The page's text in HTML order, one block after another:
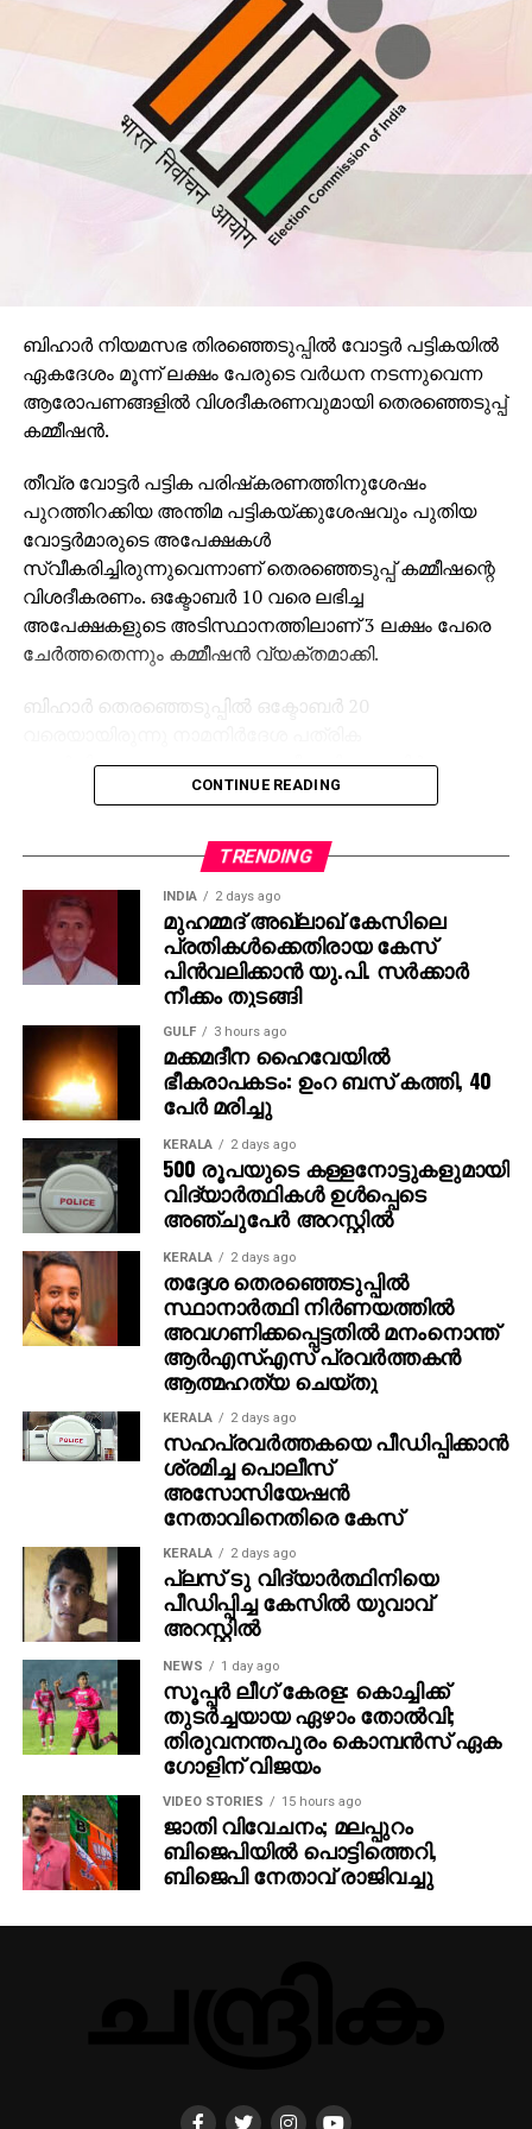
സേവനങ്ങളിലുള്ളവര്‍ (ഫയര്‍, ആരോഗ്യം, വൈദ്യുതി
മുതലായവ), മാധ്യമപ്രവര്‍ത്തകര്‍ എന്നിവര്‍ക്കും
പോസ്റ്റല്‍ വോട്ടിങ് അവകാശമുണ്ട്.
കോവിഡ് കാലത്ത് ചില വിഭാഗങ്ങള്‍ക്ക് കൂടി ഇത്
വ്യാപിപ്പിച്ചു.
പോസ്റ്റല്‍ വോട്ടുകള്‍ സാധാരണയായി സര്‍ക്കാര്‍
ജീവനക്കാരുടെയും സൈനികരുടെയും മനോഭാവത്തെ
ബിഹാര്‍ നിയമസഭ തിരഞ്ഞെടുപ്പില്‍ വോട്ടര്‍ പട്ടികയില്‍
ഏകദേശം മൂന്ന് ലക്ഷം പേരുടെ വര്‍ധന നടന്നുവെന്ന
ആരോപണങ്ങളില്‍ വിശദീകരണവുമായി തെരഞ്ഞെടുപ്പ്
കമ്മീഷന്‍.
തീവ്ര വോട്ടര്‍ പട്ടിക പരിഷ്‌കരണത്തിനുശേഷം
പുറത്തിറക്കിയ അന്തിമ പട്ടികയ്ക്കുശേഷവും പുതിയ
വോട്ടര്‍മാരുടെ അപേക്ഷകള്‍
സ്വീകരിച്ചിരുന്നുവെന്നാണ് തെരഞ്ഞെടുപ്പ് കമ്മീഷന്റെ
വിശദീകരണം. ഒക്ടോബര്‍ 10 വരെ ലഭിച്ച
അപേക്ഷകളുടെ അടിസ്ഥാനത്തിലാണ് 3 ലക്ഷം പേരെ
ചേര്‍ത്തതെന്നും കമ്മീഷന്‍ വ്യക്തമാക്കി.
ബിഹാര്‍ തെരഞ്ഞെടുപ്പില്‍ ഒക്ടോബര്‍ 20
സമര്‍പ്പിക്കാനുള്ള അവസാന തീയതി. നാമനിര്‍ദേശ
പത്രിക നല്‍കുന്നതിന്റെ അവസാന ദിവസത്തിന്
പട്ടികയില്‍ പേരുചേര്‍ക്കാമെന്നും തെരഞ്ഞെടുപ്പ്
കമ്മീഷന്‍ വ്യക്തമാക്കുന്നു.
ബിഹാറിലെ പ്രത്യേക സംഗ്രഹ പട്ടിക
പരിഷ്‌കരണത്തിന് (എസ് ഐ ആര്‍) ശേഷം
സെപ്റ്റംബര്‍ 30ന് പുറത്തിറക്കിയ പട്ടികയില്‍ 7.42 കോടി
വോട്ടര്‍മാരാണുണ്ടായിരുന്നത്. വോട്ടെടുപ്പിനുശേഷം,
നവംബര്‍ 12ന് പുറത്തിറക്കിയ കണക്കില്‍ വോട്ടര്‍മാരുടെ
എണ്ണം 7.45 കോടി ആയി ഉയര്‍ന്നു.
അതേസമയം കോണ്‍ഗ്രസ്, സിപിഎം തുടങ്ങിയ
പാര്‍ട്ടികള്‍ ഈ വര്‍ധനയെ ചോദ്യം ചെയ്തിരുന്നു.
ഇതിന് മറുപടിയായി, നാമനിര്‍ദേശ പത്രിക
സമര്‍പ്പിക്കാനുള്ള അവസാന തീയതിക്ക് 10 ദിവസം മുമ്പ്
വരെ പുതിയ വോട്ടര്‍മാരുടെ അപേക്ഷകള്‍
ചേര്‍ക്കാനാകുന്ന നിയമാനുസൃത ക്രമമാണിതെന്ന്
കമ്മീഷന്‍ വ്യക്തമാക്കുന്നു.
വോട്ടെടുപ്പിനുശേഷം നല്‍കിയ പ്രസ്താവനയില്‍ പറഞ്ഞ
7.45 കോടി എന്നത് വോട്ടര്‍മാരുടെ മൊത്തം എണ്ണം
ചെയ്തുവെന്നര്‍ത്ഥമില്ലെന്നും തെറ്റായ
വ്യാഖ്യാനമാണ് വിവാദത്തിനിടയാക്കിയതെന്നും
കമ്മീഷന്‍ പറഞ്ഞു.
CONTINUE READING
TRENDING
INDIA 2 days ago
മുഹമ്മദ് അഖ്‌ലാഖ് കേസിലെ
പ്രതികള്‍ക്കെതിരായ കേസ്
പിന്‍വലിക്കാന്‍ യു.പി. സര്‍ക്കാര്‍
നീക്കം തുടങ്ങി
GULF 3 hours ago
മക്കമദീന ഹൈവേയില്‍
ഭീകരാപകടം: ഉംറ ബസ് കത്തി, 40
പേര്‍ മരിച്ചു
KERALA 2 days ago
500 രൂപയുടെ കള്ളനോട്ടുകളുമായി
വിദ്യാര്‍ത്ഥികള്‍ ഉള്‍പ്പെടെ
അഞ്ചുപേര്‍ അറസ്റ്റില്‍
KERALA 2 days ago
തദ്ദേശ തെരഞ്ഞെടുപ്പില്‍
സ്ഥാനാര്‍ത്ഥി നിര്‍ണയത്തില്‍
അവഗണിക്കപ്പെട്ടതില്‍ മനംനൊന്ത്
ആര്‍എസ്എസ് പ്രവര്‍ത്തകന്‍
ആത്മഹത്യ ചെയ്തു
KERALA 2 days ago
സഹപ്രവര്‍ത്തകയെ പീഡിപ്പിക്കാന്‍
ശ്രമിച്ച പൊലീസ്
അസോസിയേഷന്‍
നേതാവിനെതിരെ കേസ്
KERALA 2 days ago
പ്ലസ് ടു വിദ്യാര്‍ത്ഥിനിയെ
പീഡിപ്പിച്ച കേസില്‍ യുവാവ്
അറസ്റ്റില്‍
NEWS 1 day ago
സൂപ്പര്‍ ലീഗ് കേരള: കൊച്ചിക്ക്
തുടര്‍ച്ചയായ ഏഴാം തോല്‍വി;
തിരുവനന്തപുരം കൊമ്പന്‍സ് ഏക
ഗോളിന് വിജയം
VIDEO STORIES 15 hours ago
ജാതി വിവേചനം; മലപ്പുറം
ബിജെപിയില്‍ പൊട്ടിത്തെറി,
ബിജെപി നേതാവ് രാജിവച്ചു